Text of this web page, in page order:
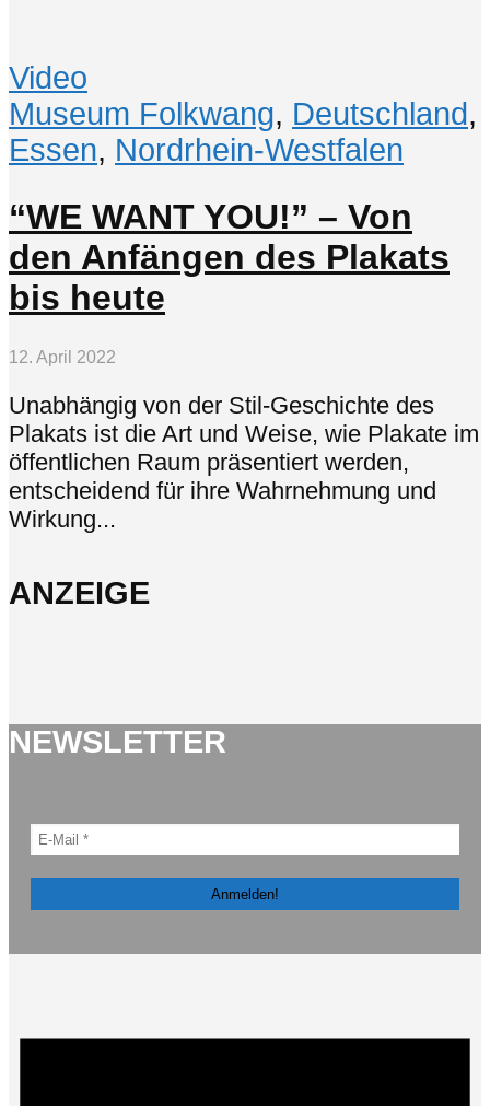
Video
Museum Folkwang, Deutschland,
Essen, Nordrhein-Westfalen
“WE WANT YOU!” – Von
den Anfängen des Plakats
bis heute
12. April 2022
Unabhängig von der Stil-Geschichte des
Plakats ist die Art und Weise, wie Plakate im
öffentlichen Raum präsentiert werden,
entscheidend für ihre Wahrnehmung und
Wirkung...
ANZEIGE
NEWSLETTER